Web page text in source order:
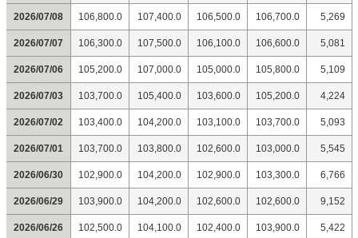
2026/07/08 106,800.0 107,400.0 106,500.0 106,700.0 5,269
2026/07/07 106,300.0 107,500.0 106,100.0 106,600.0 5,081
2026/07/06 105,200.0 107,000.0 105,000.0 105,800.0 5,109
2026/07/03 103,700.0 105,400.0 103,600.0 105,200.0 4,224
2026/07/02 103,400.0 104,200.0 103,100.0 103,700.0 5,093
2026/07/01 103,700.0 103,800.0 102,600.0 103,000.0 5,545
2026/06/30 102,900.0 104,200.0 102,900.0 103,300.0 6,766
2026/06/29 103,900.0 104,200.0 102,600.0 102,600.0 9,152
2026/06/26 102,500.0 104,100.0 102,400.0 103,900.0 5,422